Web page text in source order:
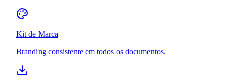
Kit de Marca
Branding consistente em todos os documentos.